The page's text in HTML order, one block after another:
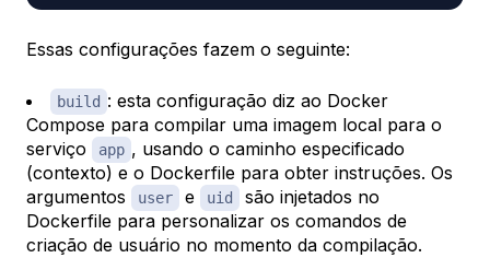
Essas configurações fazem o seguinte:
build : esta configuração diz ao Docker
Compose para compilar uma imagem local para o
serviço
app , usando o caminho especificado
(contexto) e o Dockerfile para obter instruções. Os
argumentos
user e uid
são injetados no
Dockerfile para personalizar os comandos de
criação de usuário no momento da compilação.